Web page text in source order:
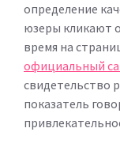
определение
юзеры кликают
время на
официальный
свидетельство
показатель